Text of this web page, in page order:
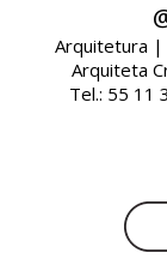
Arquitetura |
Arquiteta
Tel.: 55 11